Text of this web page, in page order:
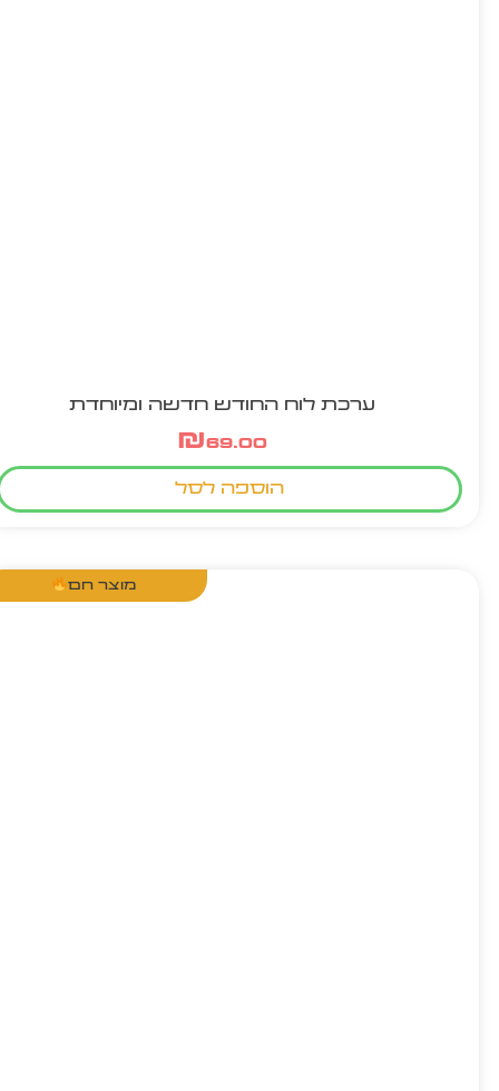
ערכת לוח החודש חדשה ומיוחדת
₪69.00
הוספה לסל
מוצר חם